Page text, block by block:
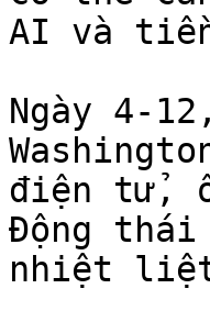
AI và
Ngày 4-
điện tử,
Động thái
nhiệt